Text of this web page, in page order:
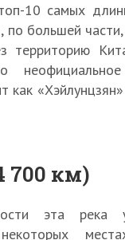
10 самых
по большей
территорию
как
700 км)
эта река